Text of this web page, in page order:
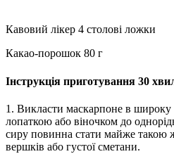
Кавовий лікер 4 столові ложки
Какао-порошок 80 г
Інструкція приготування 30
1. Викласти маскарпоне в широку
лопаткою або віночком до
сиру повинна стати майже
вершків або густої сметани.